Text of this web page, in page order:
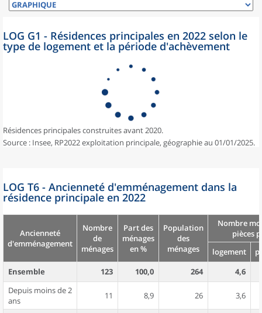
LOG G1 - Résidences principales en 2022 selon le
type de logement et la période d'achèvement
Résidences principales construites avant 2020.
Source : Insee, RP2022 exploitation principale, géographie au 01/01/2025.
LOG T6 - Ancienneté d'emménagement dans la
résidence principale en 2022
Ancienneté
d'emménagement
Nombre
de
ménages
Part des
ménages
en %
Population
des
ménages
Nombre
pièces
logement
Ensemble
123 100,0 264
4,6
Depuis moins de 2
ans
11 8,9 26 3,6